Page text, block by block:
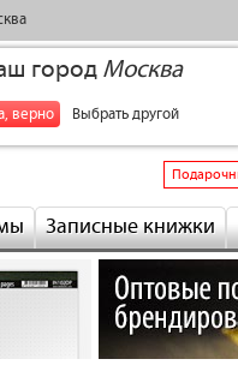
город Москва
верно Выбрать другой
Записные книжки